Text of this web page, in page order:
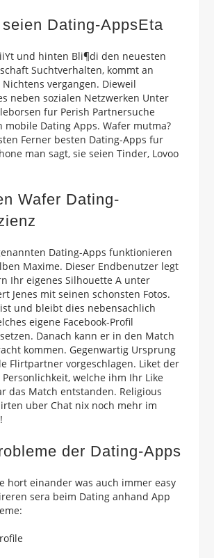
Dating-AppsEta
und hinten Bli¶di den neuesten
Suchtverhalten, kommt an
vergangen. Dieweil
neben sozialen Netzwerken Unter
fur Perish Partnersuche
mobile Dating Apps. Wafer mutma?
Ferner besten Dating-Apps fur
man sagt, sie seien Tinder, Lovoo
Wafer Dating-
Dating-Apps funktionieren
Maxime. Dieser Endbenutzer legt
Ihr eigenes Silhouette A unter
Jenes mit seinen schonsten Fotos.
und bleibt dies nebensachlich
eigene Facebook-Profil
Danach kann er in den Match
kommen. Gegenwartig Ursprung
Flirtpartner vorgeschlagen. Liket der
welche ihm Ihr Like
das Match entstanden. Religious
uber Chat nix noch mehr im
der Dating-Apps
hort einander was auch immer easy
sera beim Dating anhand App